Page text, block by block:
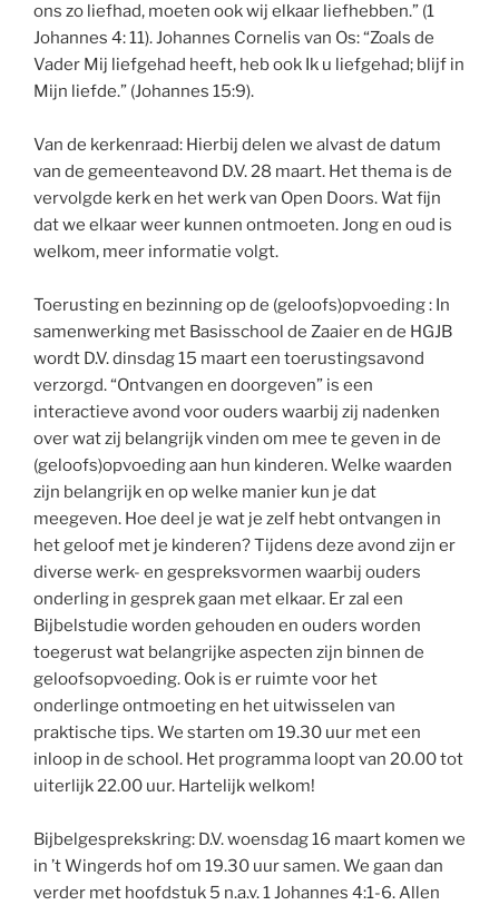
ons zo liefhad, moeten ook wij elkaar liefhebben.” (1
Johannes 4: 11). Johannes Cornelis van Os: “Zoals de
Vader Mij liefgehad heeft, heb ook Ik u liefgehad; blijf in
Mijn liefde.” (Johannes 15:9).
Van de kerkenraad: Hierbij delen we alvast de datum
van de gemeenteavond D.V. 28 maart. Het thema is de
vervolgde kerk en het werk van Open Doors. Wat fijn
dat we elkaar weer kunnen ontmoeten. Jong en oud is
welkom, meer informatie volgt.
Toerusting en bezinning op de (geloofs)opvoeding : In
samenwerking met Basisschool de Zaaier en de HGJB
wordt D.V. dinsdag 15 maart een toerustingsavond
verzorgd. “Ontvangen en doorgeven” is een
interactieve avond voor ouders waarbij zij nadenken
over wat zij belangrijk vinden om mee te geven in de
(geloofs)opvoeding aan hun kinderen. Welke waarden
zijn belangrijk en op welke manier kun je dat
meegeven. Hoe deel je wat je zelf hebt ontvangen in
het geloof met je kinderen? Tijdens deze avond zijn er
diverse werk- en gespreksvormen waarbij ouders
onderling in gesprek gaan met elkaar. Er zal een
Bijbelstudie worden gehouden en ouders worden
toegerust wat belangrijke aspecten zijn binnen de
geloofsopvoeding. Ook is er ruimte voor het
onderlinge ontmoeting en het uitwisselen van
praktische tips. We starten om 19.30 uur met een
inloop in de school. Het programma loopt van 20.00 tot
uiterlijk 22.00 uur. Hartelijk welkom!
Bijbelgesprekskring: D.V. woensdag 16 maart komen we
in ’t Wingerds hof om 19.30 uur samen. We gaan dan
verder met hoofdstuk 5 n.a.v. 1 Johannes 4:1-6. Allen